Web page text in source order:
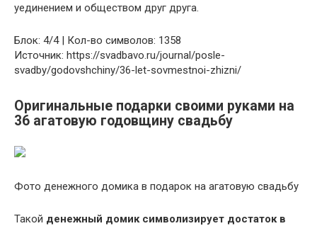
уединением и обществом друг друга.
Блок: 4/4 | Кол-во символов: 1358
Источник: https://svadbavo.ru/journal/posle-
svadby/godovshchiny/36-let-sovmestnoi-zhizni/
Оригинальные подарки своими руками на
36 агатовую годовщину свадьбу
Фото денежного домика в подарок на агатовую свадьбу
Такой денежный домик символизирует достаток в